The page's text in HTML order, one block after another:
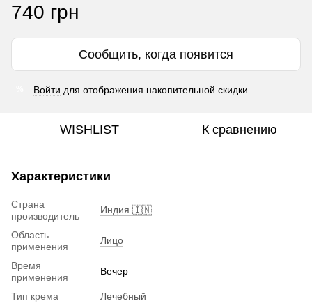
740 грн
Сообщить, когда появится
Войти для отображения накопительной скидки
WISHLIST К сравнению
Характеристики
Страна
производитель
Индия 🇮🇳
Область
применения
Лицо
Время
применения
Вечер
Тип крема
Лечебный